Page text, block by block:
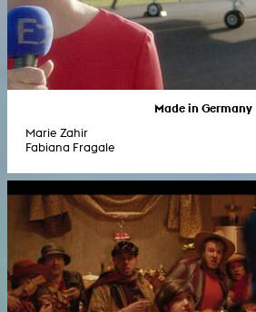
Made in Germany
Marie Zahir
Fabiana Fragale